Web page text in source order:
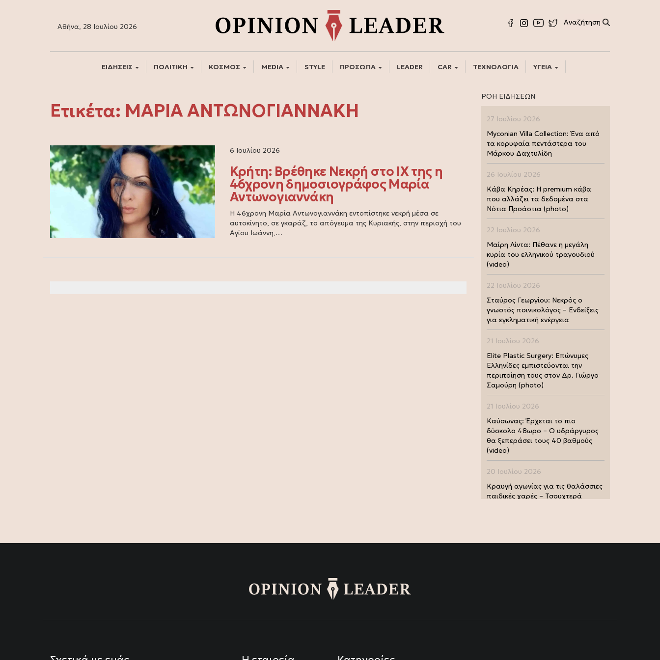
Αθήνα, 28 Ιουλίου 2026
ΕΙΔΗΣΕΙΣ ΠΟΛΙΤΙΚΗ ΚΟΣΜΟΣ MEDIA STYLE ΠΡΟΣΩΠΑ LEADER CAR ΤΕΧΝΟΛΟΓΙΑ ΥΓΕΙΑ
Ετικέτα: ΜΑΡΙΑ ΑΝΤΩΝΟΓΙΑΝΝΑΚΗ
6 Ιουλίου 2026
Κρήτη: Βρέθηκε Νεκρή στο ΙΧ της η
46χρονη δημοσιογράφος Μαρία
Αντωνογιαννάκη
Η 46χρονη Μαρία Αντωνογιαννάκη εντοπίστηκε νεκρή μέσα σε
αυτοκίνητο, σε γκαράζ, το απόγευμα της Κυριακής, στην περιοχή του
Αγίου Ιωάννη,…
ΡΟΗ ΕΙΔΗΣΕΩΝ
27 Ιουλίου 2026
Myconian Villa Collection: Ένα από
τα κορυφαία πεντάστερα του
Μάρκου Δαχτυλίδη
26 Ιουλίου 2026
Κάβα Κηρέας: Η premium κάβα
που αλλάζει τα δεδομένα στα
Νότια Προάστια (photo)
22 Ιουλίου 2026
Μαίρη Λίντα: Πέθανε η μεγάλη
κυρία του ελληνικού τραγουδιού
(video)
22 Ιουλίου 2026
Σταύρος Γεωργίου: Νεκρός ο
γνωστός ποινικολόγος – Ενδείξεις
για εγκληματική ενέργεια
21 Ιουλίου 2026
Elite Plastic Surgery: Επώνυμες
Ελληνίδες εμπιστεύονται την
περιποίηση τους στον Δρ. Γιώργο
Σαμούρη (photo)
21 Ιουλίου 2026
Καύσωνας: Έρχεται το πιο
δύσκολο 48ωρο – Ο υδράργυρος
θα ξεπεράσει τους 40 βαθμούς
(video)
20 Ιουλίου 2026
Κραυγή αγωνίας για τις θαλάσσιες
παιδικές χαρές – Τσουχτερά